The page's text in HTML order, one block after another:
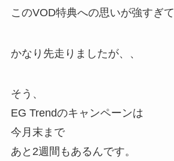
このVOD特典への思いが強すぎて
かなり先走りましたが、、
そう、
EG Trendのキャンペーンは
今月末まで
あと2週間もあるんです。